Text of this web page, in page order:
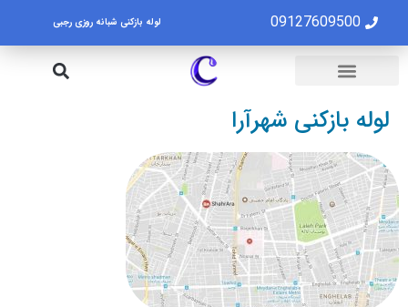
09127609500 لوله بازکنی شبانه روزی رجبی
لوله بازکنی شهرآرا